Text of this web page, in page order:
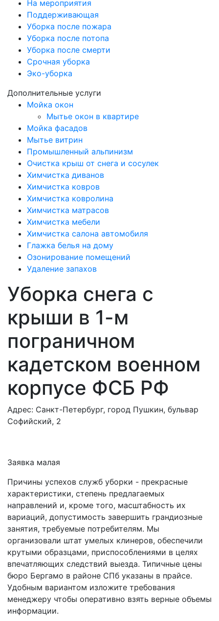
На мероприятия
Поддерживающая
Уборка после пожара
Уборка после потопа
Уборка после смерти
Срочная уборка
Эко-уборка
Дополнительные услуги
Мойка окон
Мытье окон в квартире
Мойка фасадов
Мытье витрин
Промышленный альпинизм
Очистка крыш от снега и сосулек
Химчистка диванов
Химчистка ковров
Химчистка ковролина
Химчистка матрасов
Химчистка мебели
Химчистка салона автомобиля
Глажка белья на дому
Озонирование помещений
Удаление запахов
Уборка снега с
крыши в 1-м
пограничном
кадетском военном
корпусе ФСБ РФ
Адрес: Санкт-Петербург, город Пушкин, бульвар
Софийский, 2
Заявка малая
Причины успехов служб уборки - прекрасные
характеристики, степень предлагаемых
направлений и, кроме того, масштабность их
вариаций, допустимость завершить грандиозные
занятия, требуемые потребителям. Мы
организовали штат умелых клинеров, обеспечили
крутыми образцами, приспособлениями в целях
впечатляющих следствий выезда. Типичные цены
бюро Бергамо в районе СПб указаны в прайсе.
Удобным вариантом изложите требования
менеджеру чтобы оперативно взять верные объемы
информации.